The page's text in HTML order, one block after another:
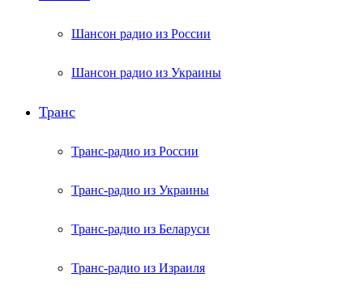
Шансон радио из России
Шансон радио из Украины
Транс
Транс-радио из России
Транс-радио из Украины
Транс-радио из Беларуси
Транс-радио из Израиля